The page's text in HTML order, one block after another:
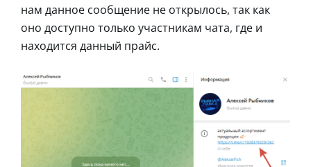
нам данное сообщение не открылось, так как
оно доступно только участникам чата, где и
находится данный прайс.